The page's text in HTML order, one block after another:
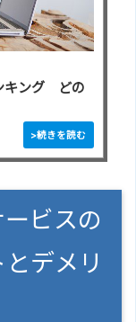
キング どの
ビスの
デメリ